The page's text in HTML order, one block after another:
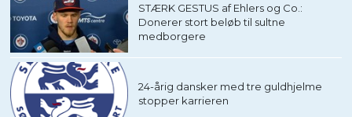
STÆRK GESTUS af Ehlers og Co.:
Donerer stort beløb til sultne
medborgere
24-årig dansker med tre guldhjelme
stopper karrieren